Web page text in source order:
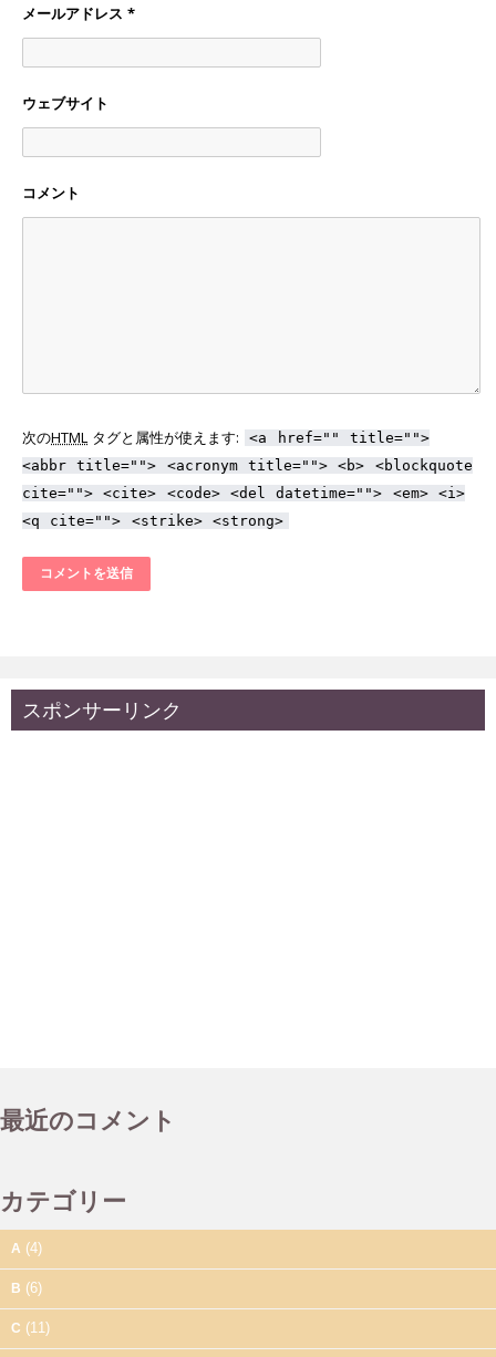
メールアドレス*
ウェブサイト
コメント
次のHTML タグと属性が使えます:
<a href="" title="">
<abbr title=""> <acronym title=""> <b> <blockquote
cite=""> <cite> <code> <del datetime=""> <em> <i>
<q cite=""> <strike> <strong>
スポンサーリンク
最近のコメント
カテゴリー
A (4)
B (6)
C (11)